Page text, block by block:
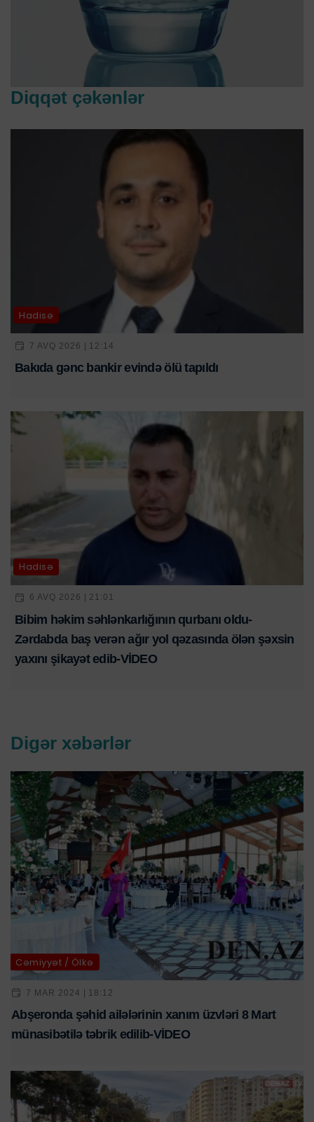
Diqqət çəkənlər
Hadisə
7 AVQ 2026 | 12:14
Bakıda gənc bankir evində ölü tapıldı
Hadisə
6 AVQ 2026 | 21:01
Bibim həkim səhlənkarlığının qurbanı oldu-
Zərdabda baş verən ağır yol qəzasında ölən şəxsin
yaxını şikayət edib-VİDEO
Digər xəbərlər
Cəmiyyət / Ölkə
7 MAR 2024 | 18:12
Abşeronda şəhid ailələrinin xanım üzvləri 8 Mart
münasibətilə təbrik edilib-VİDEO